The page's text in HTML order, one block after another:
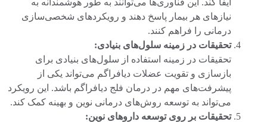
نیازهای هر بیمار پاسخ دهند و رویکردهای شخصی‌سازی
درمانی را فراهم کنند.
تحقیقات در زمینه سلول‌های بنیادی:
تحقیقات در زمینه استفاده از سلول‌های بنیادی برای
بازسازی و تقویت عضلات دیافراگم می‌تواند یکی از
پیشرفت‌های مهم در درمان فلج دیافراگم باشد. این رویکرد
می‌تواند به توسعه روش‌های درمانی نوین و بهینه کمک کند.
تحقیقات بر روی توسعه داروهای نوین: